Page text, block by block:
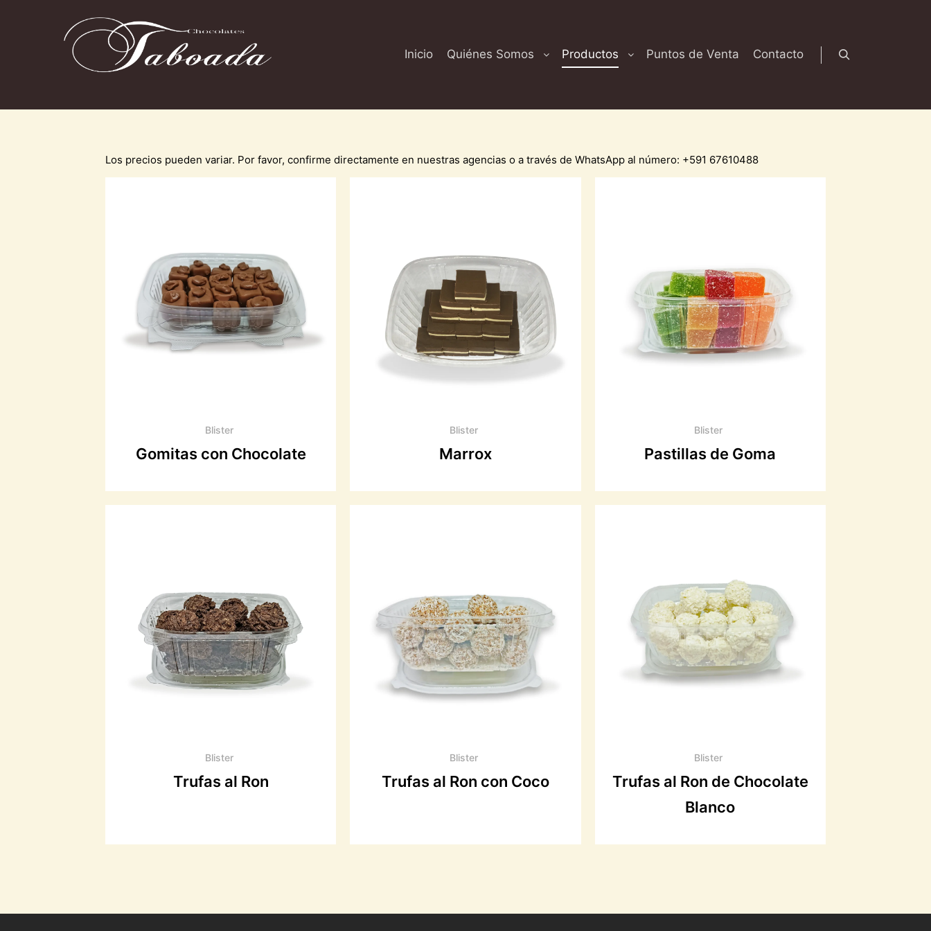
Inicio Quiénes Somos Productos Puntos de Venta Contacto
Los precios pueden variar. Por favor, confirme directamente en nuestras agencias o a través de WhatsApp al número: +591 67610488
Blister
Gomitas con Chocolate
Blister
Marrox
Blister
Pastillas de Goma
Blister
Trufas al Ron
Blister
Trufas al Ron con Coco
Blister
Trufas al Ron de Chocolate
Blanco